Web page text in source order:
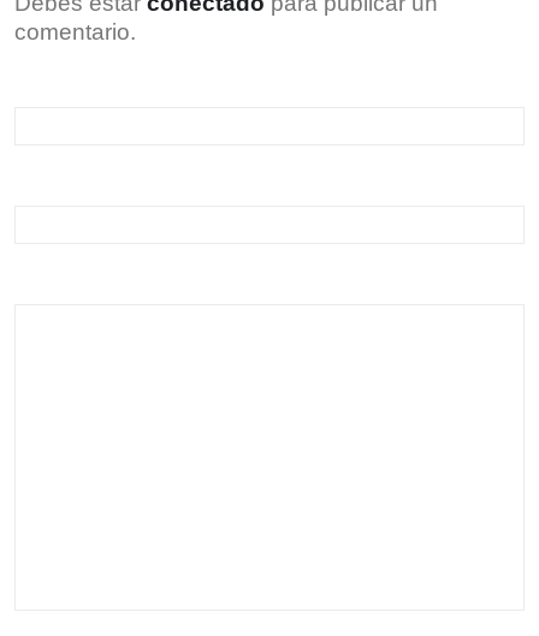
comentario.